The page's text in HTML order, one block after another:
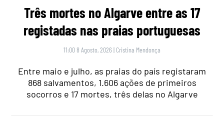
Três mortes no Algarve entre as 17
registadas nas praias portuguesas
11:00 8 Agosto, 2026 | Cristina Mendonça
Entre maio e julho, as praias do país registaram
868 salvamentos, 1.606 ações de primeiros
socorros e 17 mortes, três delas no Algarve